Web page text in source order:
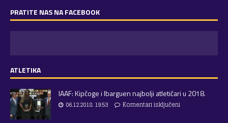
PRATITE NAS NA FACEBOOK
ATLETIKA
IAAF: Kipčoge i Ibarguen najbolji atletičari u 2018.
06.12.2018. 19:53 Komentari isključeni